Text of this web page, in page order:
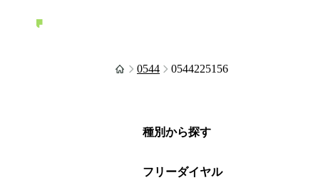
0544 0544225156
種別から探す
フリーダイヤル